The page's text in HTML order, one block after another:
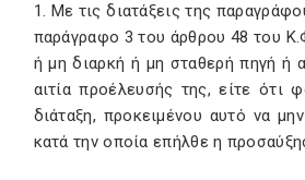
1. Με τις διατάξεις της
παράγραφο 3 του άρθρου 48 του
ή μη διαρκή ή μη σταθερή πηγή ή
αιτία προέλευσής της, είτε ότι
διάταξη, προκειμένου αυτό να
κατά την οποία επήλθε η